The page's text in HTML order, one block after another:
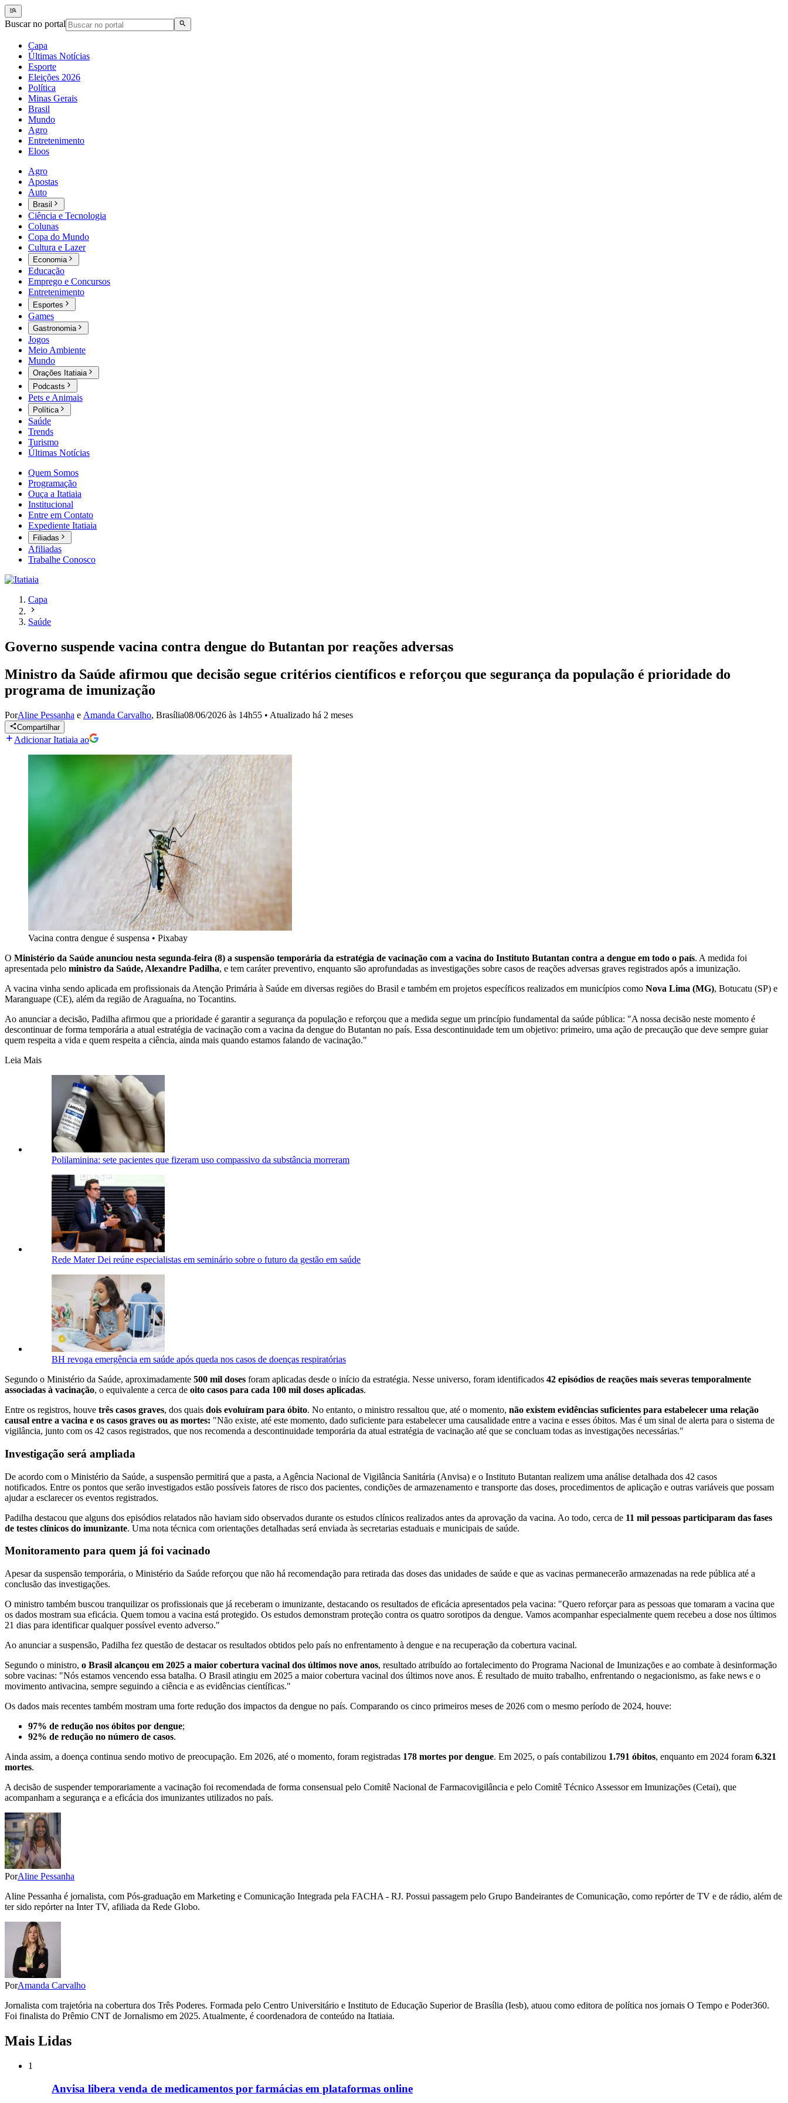
Buscar no portal
Capa
Últimas Notícias
Esporte
Eleições 2026
Política
Minas Gerais
Brasil
Mundo
Agro
Entretenimento
Eloos
Agro
Apostas
Auto
Brasil
Ciência e Tecnologia
Colunas
Copa do Mundo
Cultura e Lazer
Economia
Educação
Emprego e Concursos
Entretenimento
Esportes
Games
Gastronomia
Jogos
Meio Ambiente
Mundo
Orações Itatiaia
Podcasts
Pets e Animais
Política
Saúde
Trends
Turismo
Últimas Notícias
Quem Somos
Programação
Ouça a Itatiaia
Institucional
Entre em Contato
Expediente Itatiaia
Filiadas
Afiliadas
Trabalhe Conosco
Capa
Saúde
Governo suspende vacina contra dengue do Butantan por reações adversas
Ministro da Saúde afirmou que decisão segue critérios científicos e reforçou que segurança da população é prioridade do
programa de imunização
PorAline Pessanha e Amanda Carvalho, Brasília08/06/2026 às 14h55 • Atualizado há 2 meses
Compartilhar
Adicionar Itatiaia ao
Vacina contra dengue é suspensa • Pixabay
O Ministério da Saúde anunciou nesta segunda-feira (8) a suspensão temporária da estratégia de vacinação com a vacina do Instituto Butantan contra a dengue em todo o país. A medida foi
apresentada pelo ministro da Saúde, Alexandre Padilha, e tem caráter preventivo, enquanto são aprofundadas as investigações sobre casos de reações adversas graves registrados após a imunização.
A vacina vinha sendo aplicada em profissionais da Atenção Primária à Saúde em diversas regiões do Brasil e também em projetos específicos realizados em municípios como Nova Lima (MG), Botucatu (SP) e
Maranguape (CE), além da região de Araguaína, no Tocantins.
Ao anunciar a decisão, Padilha afirmou que a prioridade é garantir a segurança da população e reforçou que a medida segue um princípio fundamental da saúde pública: "A nossa decisão neste momento é
descontinuar de forma temporária a atual estratégia de vacinação com a vacina da dengue do Butantan no país. Essa descontinuidade tem um objetivo: primeiro, uma ação de precaução que deve sempre guiar
quem respeita a vida e quem respeita a ciência, ainda mais quando estamos falando de vacinação."
Leia Mais
Polilaminina: sete pacientes que fizeram uso compassivo da substância morreram
Rede Mater Dei reúne especialistas em seminário sobre o futuro da gestão em saúde
BH revoga emergência em saúde após queda nos casos de doenças respiratórias
Segundo o Ministério da Saúde, aproximadamente 500 mil doses foram aplicadas desde o início da estratégia. Nesse universo, foram identificados 42 episódios de reações mais severas temporalmente
associadas à vacinação, o equivalente a cerca de oito casos para cada 100 mil doses aplicadas.
Entre os registros, houve três casos graves, dos quais dois evoluíram para óbito. No entanto, o ministro ressaltou que, até o momento, não existem evidências suficientes para estabelecer uma relação
causal entre a vacina e os casos graves ou as mortes: "Não existe, até este momento, dado suficiente para estabelecer uma causalidade entre a vacina e esses óbitos. Mas é um sinal de alerta para o sistema de
vigilância, junto com os 42 casos registrados, que nos recomenda a descontinuidade temporária da atual estratégia de vacinação até que se concluam todas as investigações necessárias."
Investigação será ampliada
De acordo com o Ministério da Saúde, a suspensão permitirá que a pasta, a Agência Nacional de Vigilância Sanitária (Anvisa) e o Instituto Butantan realizem uma análise detalhada dos 42 casos
notificados. Entre os pontos que serão investigados estão possíveis fatores de risco dos pacientes, condições de armazenamento e transporte das doses, procedimentos de aplicação e outras variáveis que possam
ajudar a esclarecer os eventos registrados.
Padilha destacou que alguns dos episódios relatados não haviam sido observados durante os estudos clínicos realizados antes da aprovação da vacina. Ao todo, cerca de 11 mil pessoas participaram das fases
de testes clínicos do imunizante. Uma nota técnica com orientações detalhadas será enviada às secretarias estaduais e municipais de saúde.
Monitoramento para quem já foi vacinado
Apesar da suspensão temporária, o Ministério da Saúde reforçou que não há recomendação para retirada das doses das unidades de saúde e que as vacinas permanecerão armazenadas na rede pública até a
conclusão das investigações.
O ministro também buscou tranquilizar os profissionais que já receberam o imunizante, destacando os resultados de eficácia apresentados pela vacina: "Quero reforçar para as pessoas que tomaram a vacina que
os dados mostram sua eficácia. Quem tomou a vacina está protegido. Os estudos demonstram proteção contra os quatro sorotipos da dengue. Vamos acompanhar especialmente quem recebeu a dose nos últimos
21 dias para identificar qualquer possível evento adverso."
Ao anunciar a suspensão, Padilha fez questão de destacar os resultados obtidos pelo país no enfrentamento à dengue e na recuperação da cobertura vacinal.
Segundo o ministro, o Brasil alcançou em 2025 a maior cobertura vacinal dos últimos nove anos, resultado atribuído ao fortalecimento do Programa Nacional de Imunizações e ao combate à desinformação
sobre vacinas: "Nós estamos vencendo essa batalha. O Brasil atingiu em 2025 a maior cobertura vacinal dos últimos nove anos. É resultado de muito trabalho, enfrentando o negacionismo, as fake news e o
movimento antivacina, sempre seguindo a ciência e as evidências científicas."
Os dados mais recentes também mostram uma forte redução dos impactos da dengue no país. Comparando os cinco primeiros meses de 2026 com o mesmo período de 2024, houve:
97% de redução nos óbitos por dengue;
92% de redução no número de casos.
Ainda assim, a doença continua sendo motivo de preocupação. Em 2026, até o momento, foram registradas 178 mortes por dengue. Em 2025, o país contabilizou 1.791 óbitos, enquanto em 2024 foram 6.321
mortes.
A decisão de suspender temporariamente a vacinação foi recomendada de forma consensual pelo Comitê Nacional de Farmacovigilância e pelo Comitê Técnico Assessor em Imunizações (Cetai), que
acompanham a segurança e a eficácia dos imunizantes utilizados no país.
PorAline Pessanha
Aline Pessanha é jornalista, com Pós-graduação em Marketing e Comunicação Integrada pela FACHA - RJ. Possui passagem pelo Grupo Bandeirantes de Comunicação, como repórter de TV e de rádio, além de
ter sido repórter na Inter TV, afiliada da Rede Globo.
PorAmanda Carvalho
Jornalista com trajetória na cobertura dos Três Poderes. Formada pelo Centro Universitário e Instituto de Educação Superior de Brasília (Iesb), atuou como editora de política nos jornais O Tempo e Poder360.
Foi finalista do Prêmio CNT de Jornalismo em 2025. Atualmente, é coordenadora de conteúdo na Itatiaia.
Mais Lidas
1
Anvisa libera venda de medicamentos por farmácias em plataformas online